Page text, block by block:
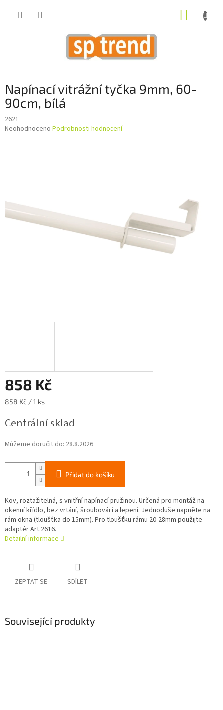
Napínací vitrážní tyčka 9mm, 60-
90cm, bílá
2621
Průměrné
Neohodnoceno Podrobnosti hodnocení
858 Kč
Měrná
858 Kč / 1 ks
Centrální sklad
Můžeme doručit do: 28.8.2026
Přidat do košíku
Kov, roztažitelná, s vnitřní napínací pružinou. Určená pro montáž na
okenní křídlo, bez vrtání, šroubování a lepení. Jednoduše napněte na
rám okna (tloušťka do 15mm). Pro tloušťku rámu 20-28mm použijte
adaptér Art.2616.
Detailní informace
ZEPTAT SE SDÍLET
Související produkty